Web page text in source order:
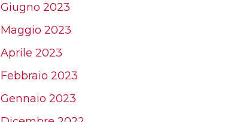
Giugno 2023
Maggio 2023
Aprile 2023
Febbraio 2023
Gennaio 2023